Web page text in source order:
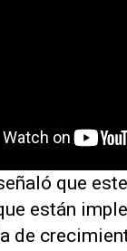
que
están
de